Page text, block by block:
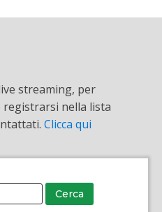
streaming, per
registrarsi nella lista
Clicca qui